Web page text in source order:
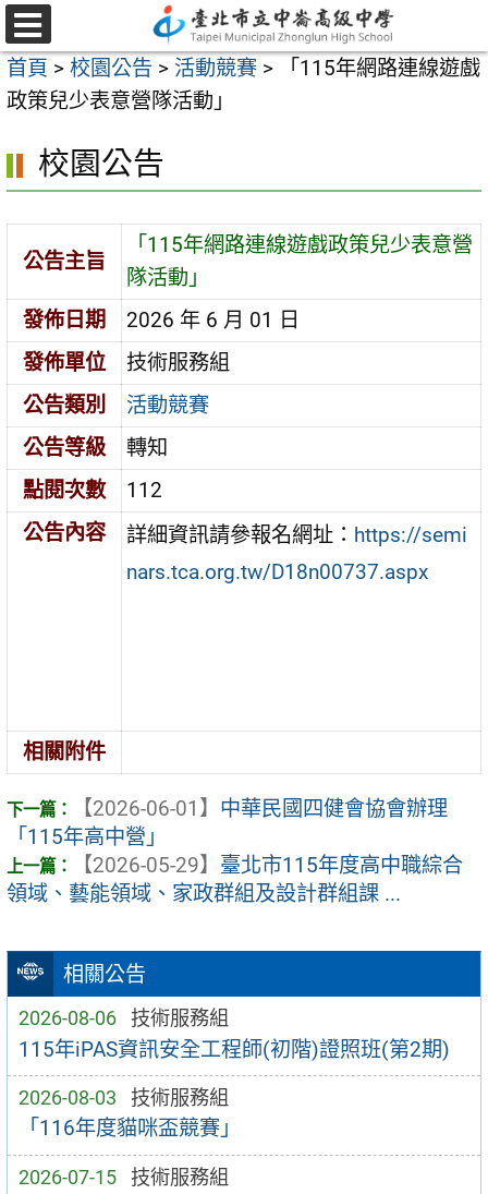
跳
至
主
要
容
選
單
首頁 > 校園公告 > 活動競賽 >
「115年網路連線遊戲
政策兒少表意營隊活動」
相關公告
2026-08-06 技術服務組
115年iPAS資訊安全工程師(初階)證照班(第2期)
2026-08-03 技術服務組
「116年度貓咪盃競賽」
2026-07-15 技術服務組
校園公告
公告主旨
「115年網路連線遊戲政策兒少表意營
隊活動」
發佈日期
2026 年 6 月 01 日
發佈單位
技術服務組
公告類別
活動競賽
公告等級
轉知
點閱次數
112
公告內容
詳細資訊請參報名網址： https://semi
nars.tca.org.tw/D18n00737.aspx
相關附件
【2026-06-01】 中華民國四健會協會辦理
「115年高中營」
【2026-05-29】 臺北市115年度高中職綜合
領域、藝能領域、家政群組及設計群組課 ...